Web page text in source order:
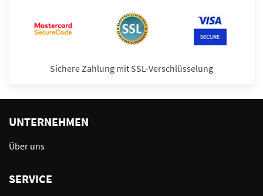
Sichere Zahlung mit SSL-Verschlüsselung
UNTERNEHMEN
Über uns
SERVICE